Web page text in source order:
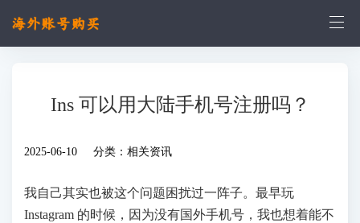
Ins 可以用大陆手机号注册吗？
2025-06-10 分类： 相关资讯
我自己其实也被这个问题困扰过一阵子。最早玩
Instagram 的时候，因为没有国外手机号，我也想着能不